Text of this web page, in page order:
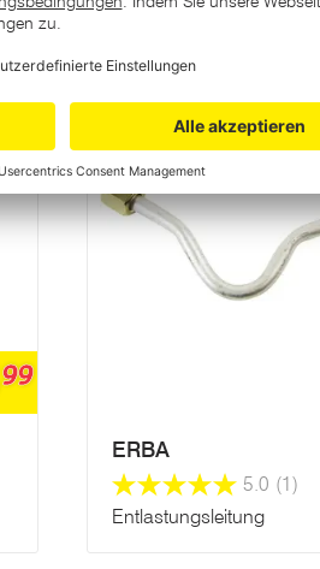
99
ERBA
5.0 (1)
Entlastungsleitung